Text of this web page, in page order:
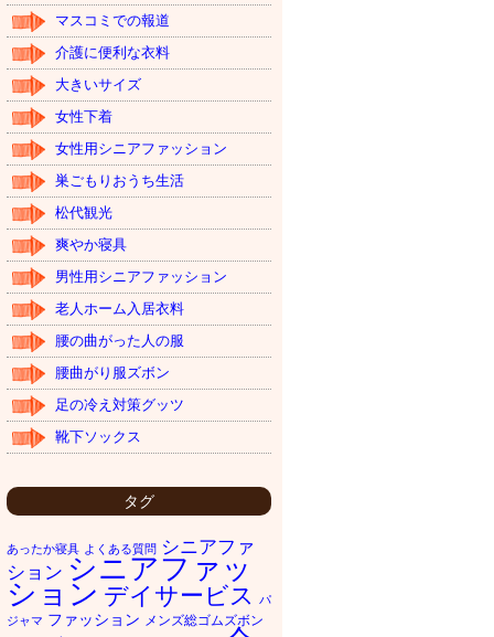
マスコミでの報道
介護に便利な衣料
大きいサイズ
女性下着
女性用シニアファッション
巣ごもりおうち生活
松代観光
爽やか寝具
男性用シニアファッション
老人ホーム入居衣料
腰の曲がった人の服
腰曲がり服ズボン
足の冷え対策グッツ
靴下ソックス
タグ
あったか寝具 よくある質問 シニアファ
ション シニアファッ
ション デイサービス
パ
ジャマ ファッション メンズ総ゴムズボン